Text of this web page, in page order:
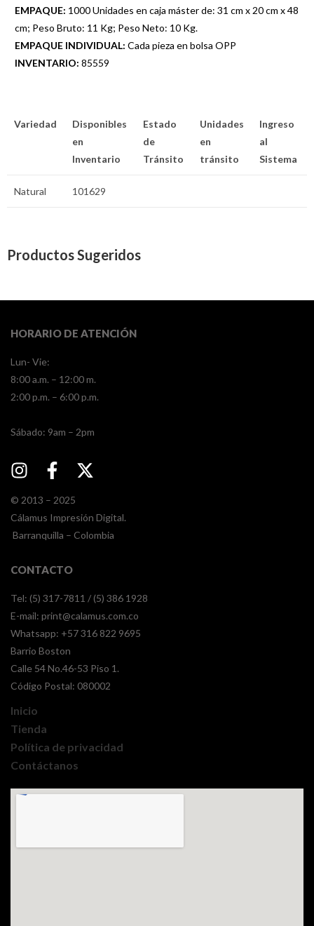
EMPAQUE: 1000 Unidades en caja máster de: 31 cm x 20 cm x 48
cm; Peso Bruto: 11 Kg; Peso Neto: 10 Kg.
EMPAQUE INDIVIDUAL: Cada pieza en bolsa OPP
INVENTARIO: 85559
Variedad
Disponibles
en
Inventario
Estado
de
Tránsito
Unidades
en
tránsito
Ingreso
al
Sistema
Natural 101629
Productos Sugeridos
HORARIO DE ATENCIÓN
Lun- Vie:
8:00 a.m. – 12:00 m.
2:00 p.m. – 6:00 p.m.
​​Sábado: 9am – 2pm
© 2013 – 2025
Cálamus Impresión Digital.
Barranquilla – Colombia
CONTACTO
Tel: (5) 317-7811 / (5) 386 1928
E-mail: print@calamus.com.co
Whatsapp: +57 316 822 9695
Barrio Boston
Calle 54 No.46-53 Piso 1.
Código Postal: 080002
Inicio
Tienda
Política de privacidad
Contáctanos